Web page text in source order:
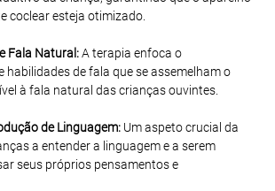
coclear esteja otimizado.
Fala Natural:A terapia enfoca o
habilidades de fala que se assemelham o
à fala natural das crianças ouvintes.
de Linguagem: Um aspeto crucial da
a entender a linguagem e a serem
seus próprios pensamentos e